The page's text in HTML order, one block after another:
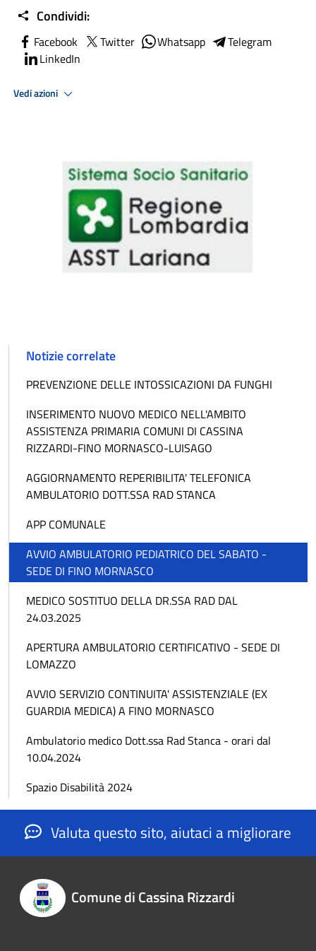
Condividi:
Facebook Twitter Whatsapp
Telegram
LinkedIn
Vedi azioni
Notizie correlate
PREVENZIONE DELLE INTOSSICAZIONI DA FUNGHI
INSERIMENTO NUOVO MEDICO NELL'AMBITO
ASSISTENZA PRIMARIA COMUNI DI CASSINA
RIZZARDI-FINO MORNASCO-LUISAGO
AGGIORNAMENTO REPERIBILITA' TELEFONICA
AMBULATORIO DOTT.SSA RAD STANCA
APP COMUNALE
AVVIO AMBULATORIO PEDIATRICO DEL SABATO -
SEDE DI FINO MORNASCO
MEDICO SOSTITUO DELLA DR.SSA RAD DAL
24.03.2025
APERTURA AMBULATORIO CERTIFICATIVO - SEDE DI
LOMAZZO
AVVIO SERVIZIO CONTINUITA' ASSISTENZIALE (EX
GUARDIA MEDICA) A FINO MORNASCO
Ambulatorio medico Dott.ssa Rad Stanca - orari dal
10.04.2024
Spazio Disabilità 2024
Valuta questo sito, aiutaci a migliorare
Comune di Cassina Rizzardi